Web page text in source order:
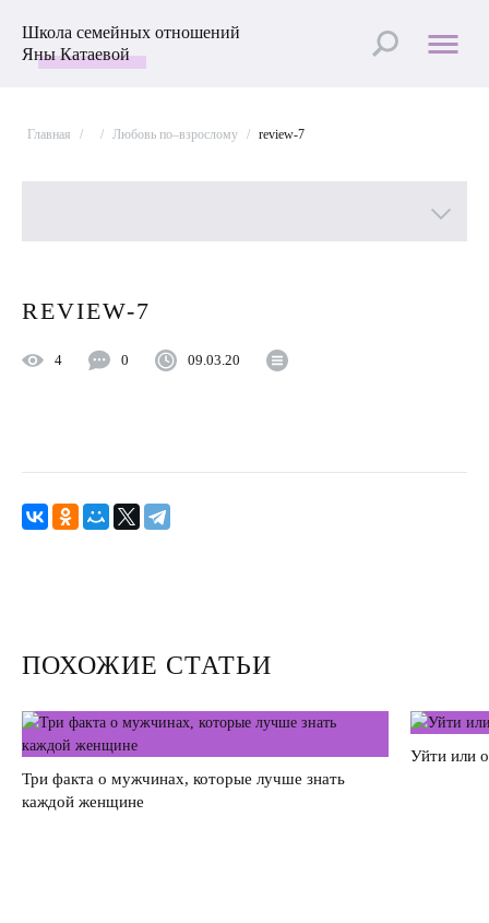
Школа семейных отношений
Яны Катаевой
Главная / / Любовь по–взрослому / review-7
REVIEW-7
4 0 09.03.20
ПОХОЖИЕ СТАТЬИ
Три факта о мужчинах, которые лучше знать
каждой женщине
Уйти или
Лучшие статьи
Пройти Тест
Улучшить отношения с мужем
Секс
Кинозал
Сделать семью дружной
Воспитать детей счастливыми